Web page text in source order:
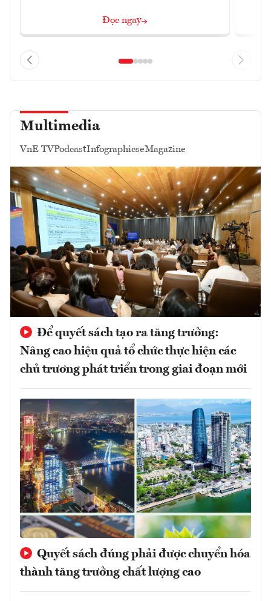
Đọc ngay
Multimedia
VnE TVPodcastInfographicseMagazine
Để quyết sách tạo ra tăng trưởng:
Nâng cao hiệu quả tổ chức thực hiện các
chủ trương phát triển trong giai đoạn mới
Quyết sách đúng phải được chuyển hóa
thành tăng trưởng chất lượng cao